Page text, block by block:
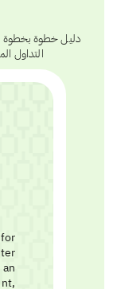
دليل خطوة بخطوة
التداول